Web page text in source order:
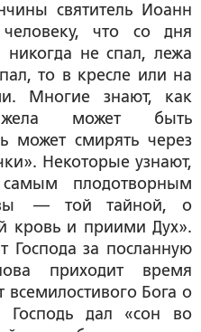
святитель Иоанн
что со дня
никогда не спал, лежа
то в кресле или на
Многие знают, как
может быть
может смирять через
Некоторые узнают,
плодотворным
— той тайной, о
кровь и приими Дух».
Господа за посланную
приходит время
Бога о
дал «сон во